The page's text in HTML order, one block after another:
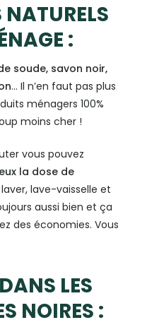
NATURELS
:
soude, savon noir,
… Il n’en faut pas plus
ménagers 100%
moins cher !
vous pouvez
la dose de
lave-vaisselle et
aussi bien et ça
des économies. Vous
LES
NOIRES :